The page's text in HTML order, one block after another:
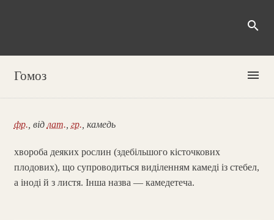
search
Гомоз menu
фр. , від лат. гр. , камедь
хвороба деяких рослин (здебільшого кісточкових
плодових), що супроводиться виділенням камеді із стебел,
а іноді й з листя. Інша назва — камедетеча.